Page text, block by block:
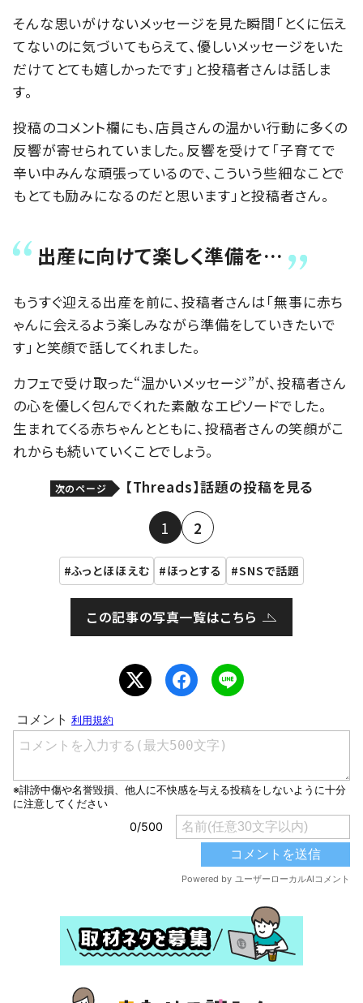
そんな思いがけないメッセージを見た瞬間「とくに伝え
てないのに気づいてもらえて、優しいメッセージをいた
だけてとても嬉しかったです」と投稿者さんは話しま
す。
投稿のコメント欄にも、店員さんの温かい行動に多くの
反響が寄せられていました。反響を受けて「子育てで
辛い中みんな頑張っているので、こういう些細なことで
もとても励みになるのだと思います」と投稿者さん。
出産に向けて楽しく準備を…
もうすぐ迎える出産を前に、投稿者さんは「無事に赤ち
ゃんに会えるよう楽しみながら準備をしていきたいで
す」と笑顔で話してくれました。
カフェで受け取った“温かいメッセージ”が、投稿者さん
の心を優しく包んでくれた素敵なエピソードでした。
生まれてくる赤ちゃんとともに、投稿者さんの笑顔がこ
れからも続いていくことでしょう。
次のページ 【Threads】話題の投稿を見る
1 2
ふっとほほえむ ほっとする SNSで話題
この記事の写真一覧はこちら